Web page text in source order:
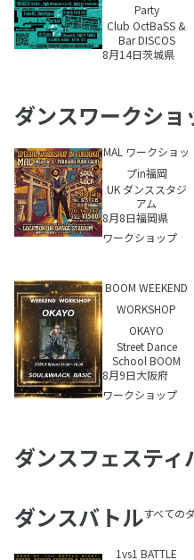
Party
Club OctBaSS &
Bar DISCOS
8月14日茨城県
ダンスワークショ
MAL ワークショッ
プin福岡
UK ダンススタジ
アム
8月8日福岡県
ワークショップ
BOOM WEEKEND
WORKSHOP
OKAYO
Street Dance
School BOOM
8月9日大阪府
ワークショップ
ダンスフェスティ
ダンスバトルすべての
1vs1 BATTLE